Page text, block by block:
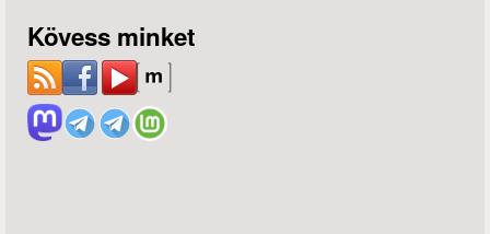
Kövess minket